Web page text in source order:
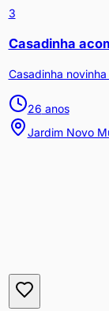
3
Casadinha
Casadinha
26 anos
Jardim Novo